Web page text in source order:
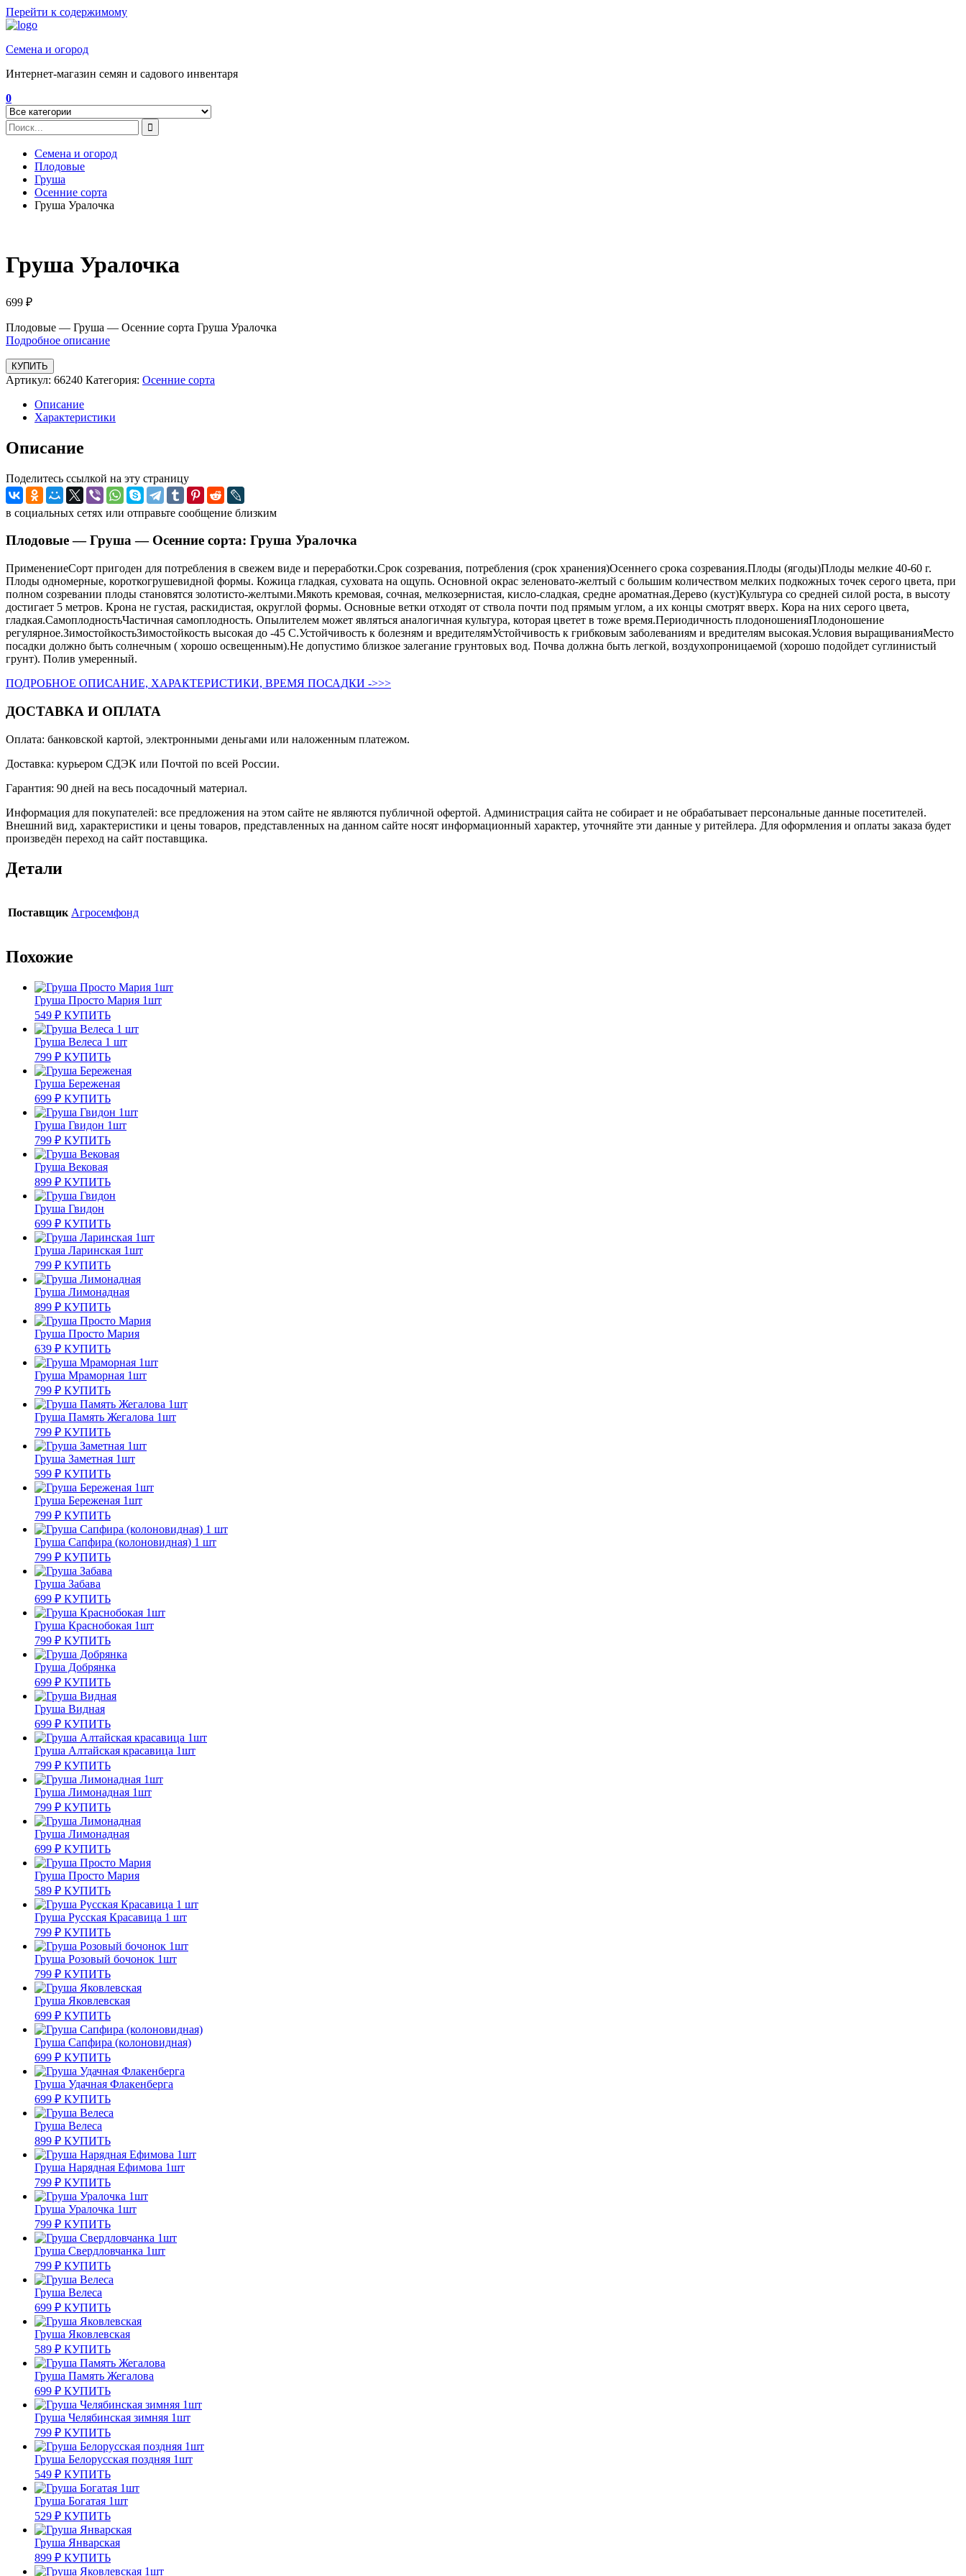
Перейти к содержимому
Семена и огород
Интернет-магазин семян и садового инвентаря
0
Семена и огород
Плодовые
Груша
Осенние сорта
Груша Уралочка
Груша Уралочка
699 ₽
Плодовые — Груша — Осенние сорта Груша Уралочка
Подробное описание
КУПИТЬ
Артикул: 66240 Категория: Осенние сорта
Описание
Характеристики
Описание
Поделитесь ссылкой на эту страницу
в социальных сетях или отправьте сообщение близким
Плодовые — Груша — Осенние сорта: Груша Уралочка
ПрименениеСорт пригоден для потребления в свежем виде и переработки.Срок созревания, потребления (срок хранения)Осеннего срока созревания.Плоды (ягоды)Плоды мелкие 40-60 г.
Плоды одномерные, короткогрушевидной формы. Кожица гладкая, суховата на ощупь. Основной окрас зеленовато-желтый с большим количеством мелких подкожных точек серого цвета, при
полном созревании плоды становятся золотисто-желтыми.Мякоть кремовая, сочная, мелкозернистая, кисло-сладкая, средне ароматная.Дерево (куст)Культура со средней силой роста, в высоту
достигает 5 метров. Крона не густая, раскидистая, округлой формы. Основные ветки отходят от ствола почти под прямым углом, а их концы смотрят вверх. Кора на них серого цвета,
гладкая.СамоплодностьЧастичная самоплодность. Опылителем может являться аналогичная культура, которая цветет в тоже время.Периодичность плодоношенияПлодоношение
регулярное.ЗимостойкостьЗимостойкость высокая до -45 С.Устойчивость к болезням и вредителямУстойчивость к грибковым заболеваниям и вредителям высокая.Условия выращиванияМесто
посадки должно быть солнечным ( хорошо освещенным).Не допустимо близкое залегание грунтовых вод. Почва должна быть легкой, воздухопроницаемой (хорошо подойдет суглинистый
грунт). Полив умеренный.
ПОДРОБНОЕ ОПИСАНИЕ, ХАРАКТЕРИСТИКИ, ВРЕМЯ ПОСАДКИ ->>>
ДОСТАВКА И ОПЛАТА
Оплата: банковской картой, электронными деньгами или наложенным платежом.
Доставка: курьером СДЭК или Почтой по всей России.
Гарантия: 90 дней на весь посадочный материал.
Информация для покупателей: все предложения на этом сайте не являются публичной офертой. Администрация сайта не собирает и не обрабатывает персональные данные посетителей.
Внешний вид, характеристики и цены товаров, представленных на данном сайте носят информационный характер, уточняйте эти данные у ритейлера. Для оформления и оплаты заказа будет
произведён переход на сайт поставщика.
Детали
Поставщик Агросемфонд
Похожие
Груша Просто Мария 1шт
549 ₽ КУПИТЬ
Груша Велеса 1 шт
799 ₽ КУПИТЬ
Груша Береженая
699 ₽ КУПИТЬ
Груша Гвидон 1шт
799 ₽ КУПИТЬ
Груша Вековая
899 ₽ КУПИТЬ
Груша Гвидон
699 ₽ КУПИТЬ
Груша Ларинская 1шт
799 ₽ КУПИТЬ
Груша Лимонадная
899 ₽ КУПИТЬ
Груша Просто Мария
639 ₽ КУПИТЬ
Груша Мраморная 1шт
799 ₽ КУПИТЬ
Груша Память Жегалова 1шт
799 ₽ КУПИТЬ
Груша Заметная 1шт
599 ₽ КУПИТЬ
Груша Береженая 1шт
799 ₽ КУПИТЬ
Груша Сапфира (колоновидная) 1 шт
799 ₽ КУПИТЬ
Груша Забава
699 ₽ КУПИТЬ
Груша Краснобокая 1шт
799 ₽ КУПИТЬ
Груша Добрянка
699 ₽ КУПИТЬ
Груша Видная
699 ₽ КУПИТЬ
Груша Алтайская красавица 1шт
799 ₽ КУПИТЬ
Груша Лимонадная 1шт
799 ₽ КУПИТЬ
Груша Лимонадная
699 ₽ КУПИТЬ
Груша Просто Мария
589 ₽ КУПИТЬ
Груша Русская Красавица 1 шт
799 ₽ КУПИТЬ
Груша Розовый бочонок 1шт
799 ₽ КУПИТЬ
Груша Яковлевская
699 ₽ КУПИТЬ
Груша Сапфира (колоновидная)
699 ₽ КУПИТЬ
Груша Удачная Флакенберга
699 ₽ КУПИТЬ
Груша Велеса
899 ₽ КУПИТЬ
Груша Нарядная Ефимова 1шт
799 ₽ КУПИТЬ
Груша Уралочка 1шт
799 ₽ КУПИТЬ
Груша Свердловчанка 1шт
799 ₽ КУПИТЬ
Груша Велеса
699 ₽ КУПИТЬ
Груша Яковлевская
589 ₽ КУПИТЬ
Груша Память Жегалова
699 ₽ КУПИТЬ
Груша Челябинская зимняя 1шт
799 ₽ КУПИТЬ
Груша Белорусская поздняя 1шт
549 ₽ КУПИТЬ
Груша Богатая 1шт
529 ₽ КУПИТЬ
Груша Январская
899 ₽ КУПИТЬ